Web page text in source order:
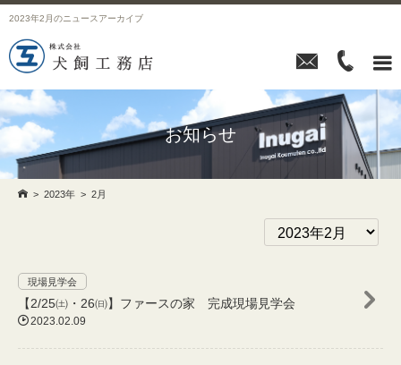
2023年2月のニュースアーカイブ
  
お知らせ
 > 2023年 > 2月
現場見学会
【2/25㈯・26㈰】ファースの家 完成現場見学会
2023.02.09